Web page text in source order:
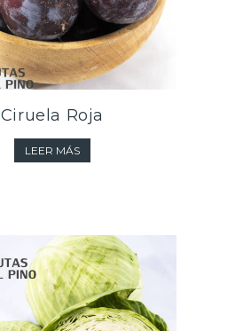
Ciruela Roja
LEER MÁS